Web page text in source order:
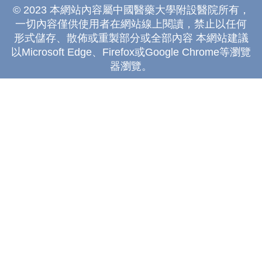
© 2023 本網站內容屬中國醫藥大學附設醫院所有，
一切內容僅供使用者在網站線上閱讀，禁止以任何
形式儲存、散佈或重製部分或全部內容 本網站建議
以Microsoft Edge、Firefox或Google Chrome等瀏覽
器瀏覽。